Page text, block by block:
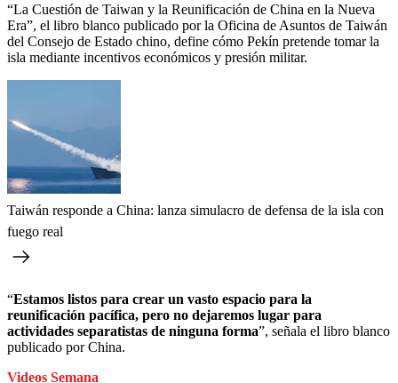
“La Cuestión de Taiwan y la Reunificación de China en la Nueva
Era”, el libro blanco publicado por la Oficina de Asuntos de Taiwán
del Consejo de Estado chino, define cómo Pekín pretende tomar la
isla mediante incentivos económicos y presión militar.
Taiwán responde a China: lanza simulacro de defensa de la isla con
fuego real
“Estamos listos para crear un vasto espacio para la
reunificación pacífica, pero no dejaremos lugar para
actividades separatistas de ninguna forma”, señala el libro blanco
publicado por China.
Videos Semana